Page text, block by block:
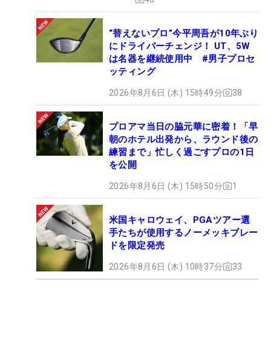
“替えないプロ”今平周吾が10年ぶり
にドライバーチェンジ！ UT、5W
は名器を継続使用中 #男子プロセ
ッティング
2026年8月6日 (木) 15時49分 38
プロアマ当日の脇元華に密着！「早
朝のホテル出発から、ラウンド後の
練習まで」忙しく過ごすプロの1日
を公開
2026年8月6日 (木) 15時50分 1
米国キャロウェイ、PGAツアー選
手たちが使用するノーメッキブレー
ドを限定発売
2026年8月6日 (木) 10時37分 33